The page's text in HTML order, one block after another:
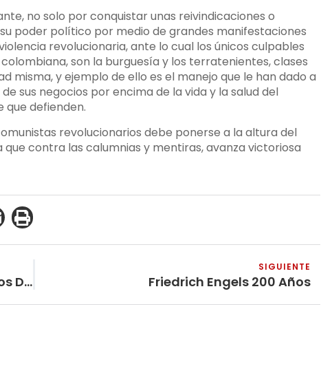
no solo por conquistar unas reivindicaciones o
poder político por medio de grandes manifestaciones
revolucionaria, ante lo cual los únicos culpables
son la burguesía y los terratenientes, clases
misma, y ejemplo de ello es el manejo que le han dado a
sus negocios por encima de la vida y la salud del
que defienden.
revolucionarios debe ponerse a la altura del
contra las calumnias y mentiras, avanza victoriosa
Unirnos Para Conmemorar Los 200 Años Del Natalicio De Federico Engels
SIGUIENTE
Friedrich Engels 200 Años